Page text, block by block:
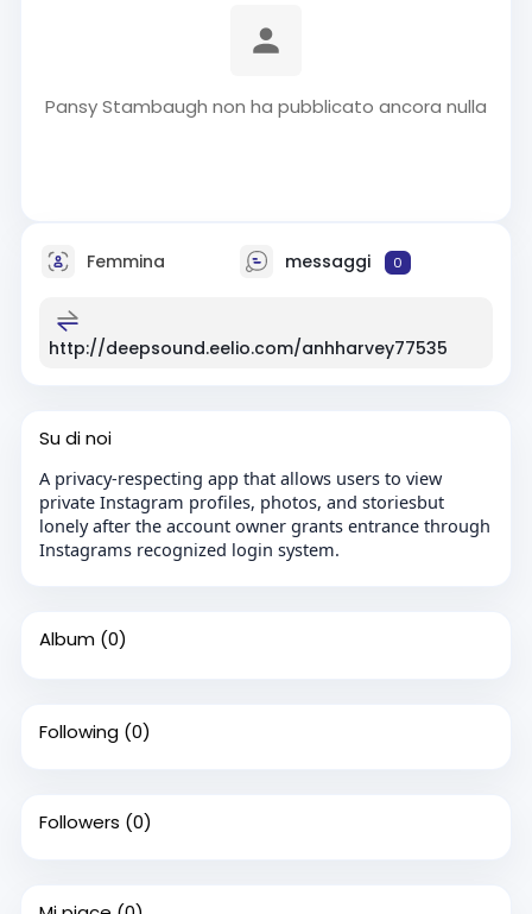
Pansy Stambaugh non ha pubblicato ancora nulla
Femmina messaggi 0
http://deepsound.eelio.com/anhharvey77535
Su di noi
A privacy-respecting app that allows users to view
private Instagram profiles, photos, and storiesbut
lonely after the account owner grants entrance through
Instagrams recognized login system.
Album (0)
Following (0)
Followers (0)